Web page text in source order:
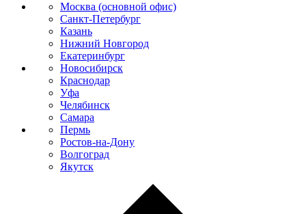
Москва (основной офис)
Санкт-Петербург
Казань
Нижний Новгород
Екатеринбург
Новосибирск
Краснодар
Уфа
Челябинск
Самара
Пермь
Ростов-на-Дону
Волгоград
Якутск